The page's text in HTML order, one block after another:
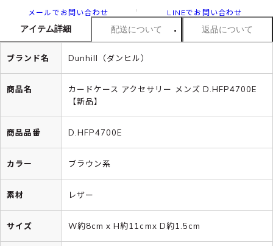
メールでお問い合わせ LINEでお問い合わせ
アイテム詳細 配送について 返品について
ブランド名 Dunhill（ダンヒル）
商品名
カードケース アクセサリー メンズ D.HFP4700E
【新品】
商品品番 D.HFP4700E
カラー ブラウン系
素材 レザー
サイズ W約8cm x H約11cmx D約1.5cm